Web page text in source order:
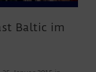
Baltic im